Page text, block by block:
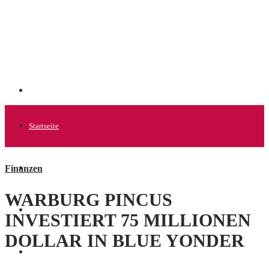
Startseite
Allgemein
Finanzen
WARBURG PINCUS
INVESTIERT 75 MILLIONEN
DOLLAR IN BLUE YONDER